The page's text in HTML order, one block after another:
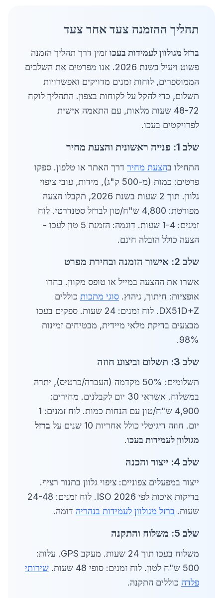
תהליך ההזמנה צעד אחר צעד
ברזל מגולוון לעמידות בעכו זמין דרך תהליך הזמנה
פשוט ויעיל בשנת 2026. אנו מפרטים את השלבים
הממוספרים, לוחות זמנים מדויקים ואפשרויות
תשלום, כדי להקל על לקוחות בצפון. התהליך לוקח
48-72 שעות מלאות, עם התאמה אישית
לפרויקטים בעכו.
שלב 1: פנייה ראשונית והצעת מחיר
התחילו בהצעת מחיר דרך האתר או טלפון. ספקו
פרטים: כמות (מ-500 ק"ג), מידות, עובי ציפוי
גלוון. תוך 2 שעות בשנת 2026, תקבלו הצעה
מפורטת: 4,800 ש"ח/טון לברזל סטנדרטי. לוח
זמנים: 1-4 שעות. דוגמה: הזמנת 5 טון לעכו -
הצעה כולל הובלה חינם.
שלב 2: אישור הזמנה ובחירת מפרט
אשרו את ההצעה במייל או טופס מקוון. בחרו
אופציות: חיתוך, גיהוץ. סוגי מתכות כוללים
DX51D+Z. לוח זמנים: 24 שעות. ספקים בעכו
מבצעים בדיקת מלאי מיידית, מבטיחים זמינות
98%.
שלב 3: תשלום וביצוע חוזה
תשלומים: 50% מקדמה (העברה/כרטיס), יתרה
במשלוח. אשראי 30 יום לקבלנים. מחירים:
4,900 ש"ח/טון עם הנחות כמות. לוח זמנים: 1
יום. חוזה דיגיטלי כולל אחריות 10 שנים על
ברזל
מגולוון לעמידות בעכו.
שלב 4: ייצור והכנה
ייצור במפעלים צפוניים: ציפוי גלוון בתנור רציף.
בדיקות איכות לפי ISO 2026. לוח זמנים: 24-48
שעות. ברזל מגולוון לעמידות בנהריה דומה.
שלב 5: משלוח והתקנה
משלוח בעכו תוך 24 שעות. מעקב GPS. עלות:
500 ש"ח לטון. לוח זמנים: סופי 48 שעות.
שירותי
פלדה כוללים התקנה.